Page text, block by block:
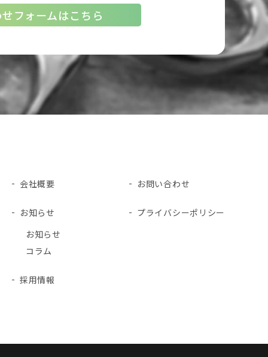
フォームはこちら
会社概要
お知らせ
お知らせ
コラム
採用情報
お問い合わせ
プライバシーポリシー